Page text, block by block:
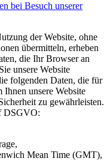
bei Besuch unserer
der Website, ohne
übermitteln, erheben
die Ihr Browser an
unsere Website
folgenden Daten, die für
unsere Website
zu gewährleisten.
DSGVO:
Mean Time (GMT),